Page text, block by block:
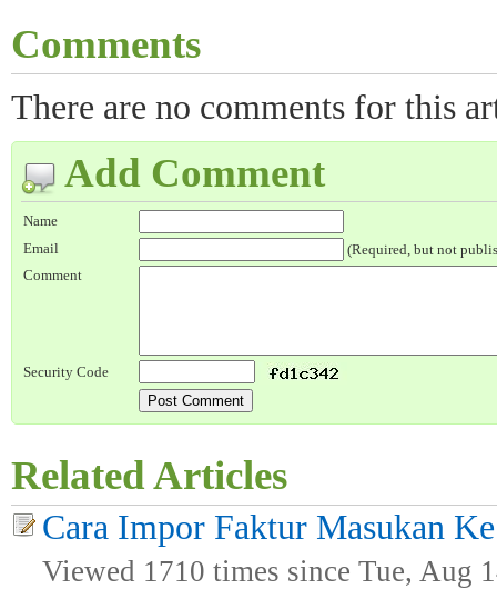
Comments
There are no comments for this
Add Comment
Name
Email
(Required, but not
Comment
Security Code
Related Articles
Cara Impor Faktur Masukan
Viewed 1710 times since Tue, Aug